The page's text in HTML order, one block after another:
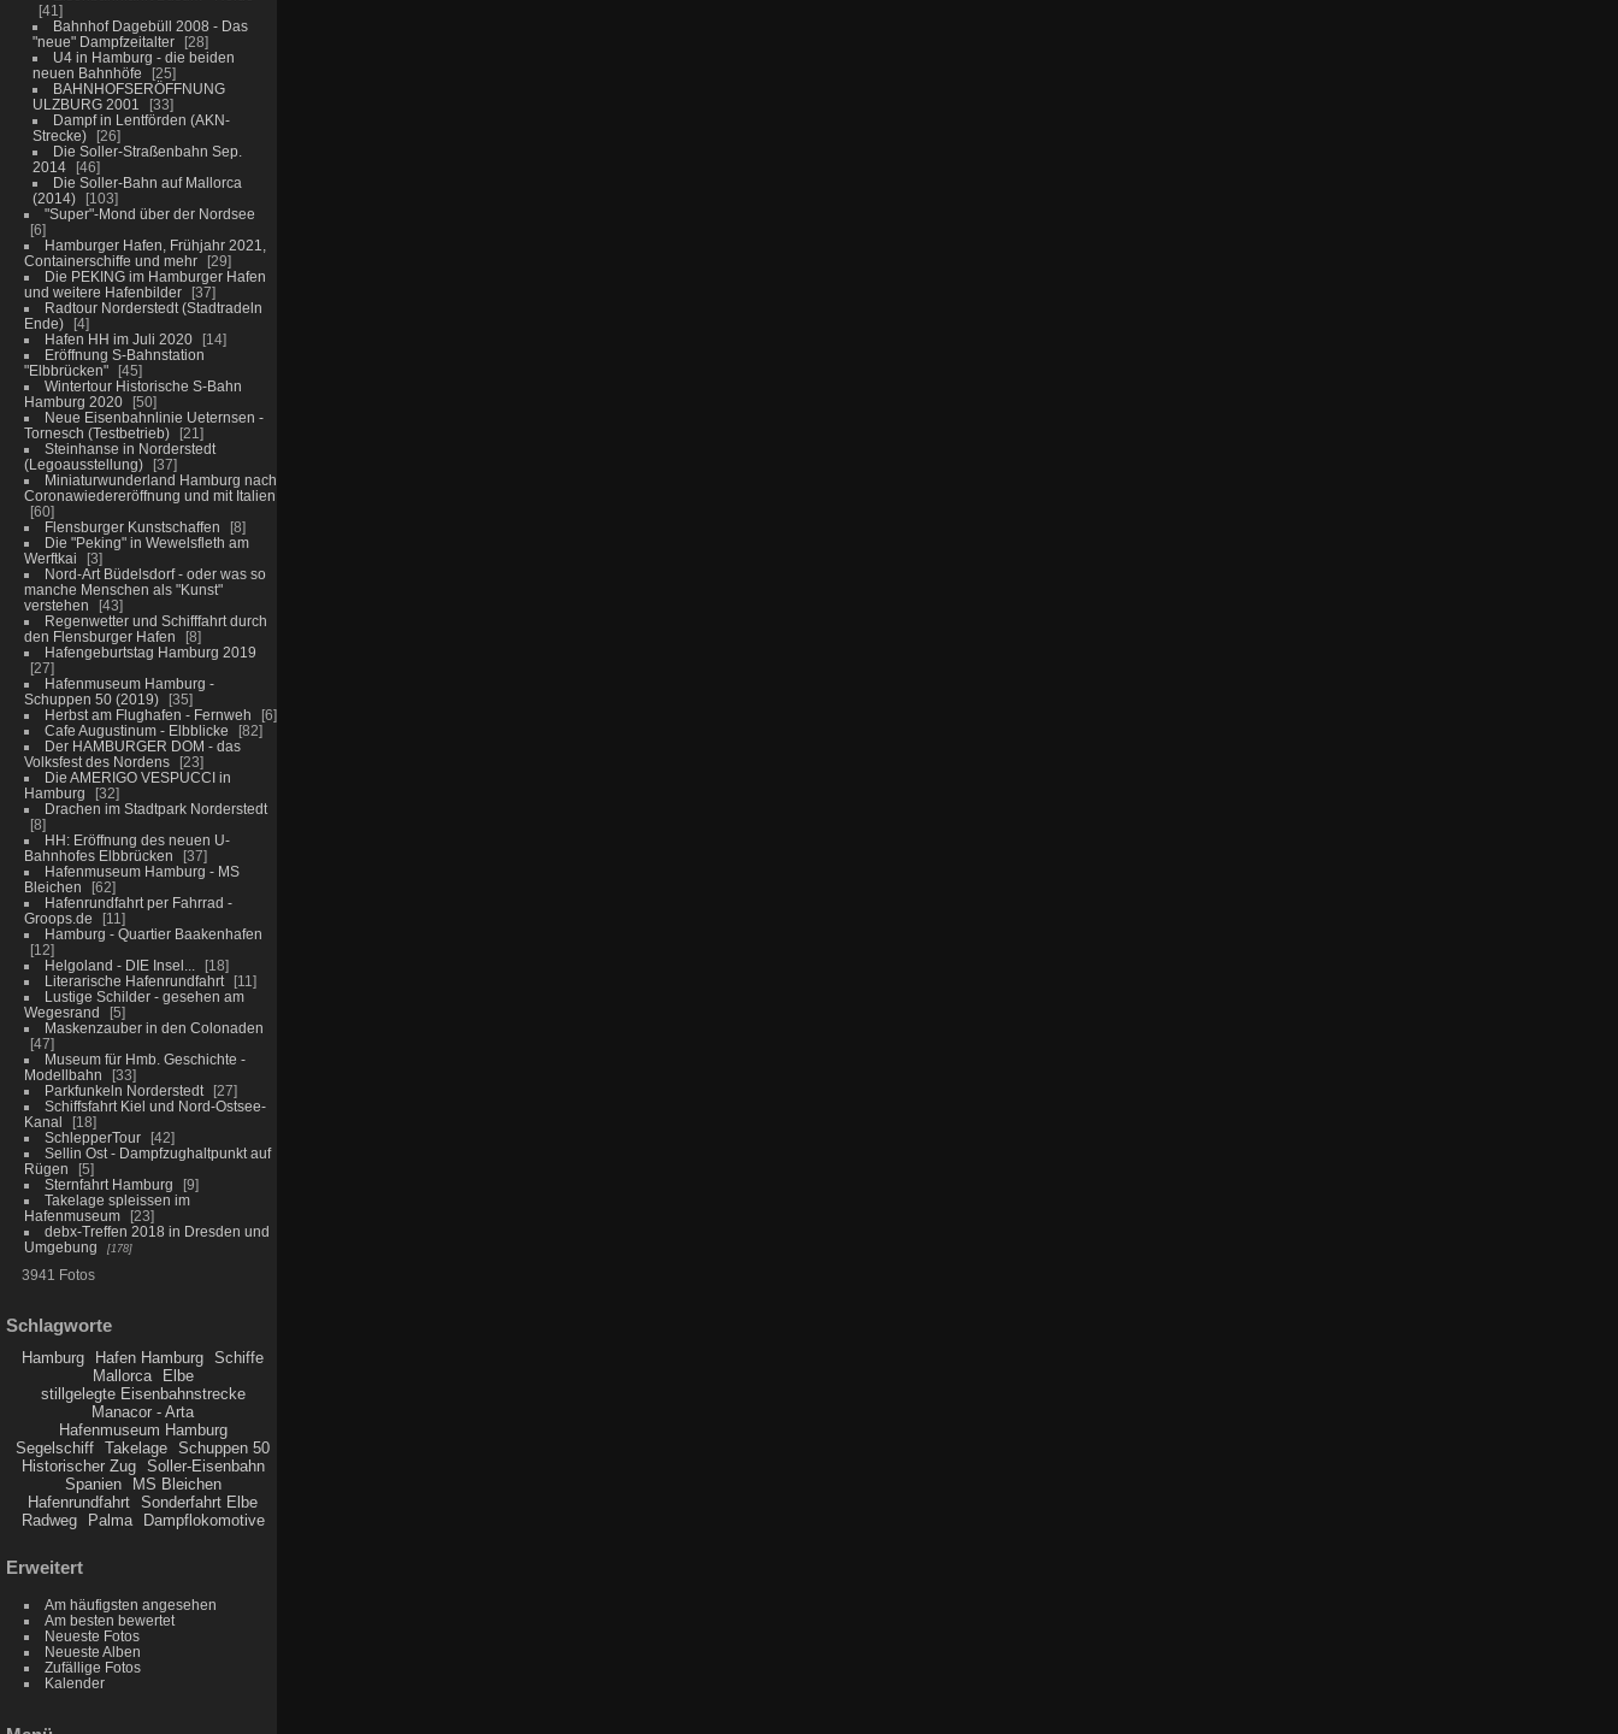
41
Bahnhof Dagebüll 2008 - Das
"neue" Dampfzeitalter
28
U4 in Hamburg - die beiden
neuen Bahnhöfe
25
BAHNHOFSERÖFFNUNG
ULZBURG 2001
33
Dampf in Lentförden (AKN-
Strecke)
26
Die Soller-Straßenbahn Sep.
2014
46
Die Soller-Bahn auf Mallorca
(2014)
103
"Super"-Mond über der Nordsee
6
Hamburger Hafen, Frühjahr 2021,
Containerschiffe und mehr
29
Die PEKING im Hamburger Hafen
und weitere Hafenbilder
37
Radtour Norderstedt (Stadtradeln
Ende)
4
Hafen HH im Juli 2020
14
Eröffnung S-Bahnstation
"Elbbrücken"
45
Wintertour Historische S-Bahn
Hamburg 2020
50
Neue Eisenbahnlinie Ueternsen -
Tornesch (Testbetrieb)
21
Steinhanse in Norderstedt
(Legoausstellung)
37
Miniaturwunderland Hamburg nach
Coronawiedereröffnung und mit Italien
60
Flensburger Kunstschaffen
8
Die "Peking" in Wewelsfleth am
Werftkai
3
Nord-Art Büdelsdorf - oder was so
manche Menschen als "Kunst"
verstehen
43
Regenwetter und Schifffahrt durch
den Flensburger Hafen
8
Hafengeburtstag Hamburg 2019
27
Hafenmuseum Hamburg -
Schuppen 50 (2019)
35
Herbst am Flughafen - Fernweh
6
Cafe Augustinum - Elbblicke
82
Der HAMBURGER DOM - das
Volksfest des Nordens
23
Die AMERIGO VESPUCCI in
Hamburg
32
Drachen im Stadtpark Norderstedt
8
HH: Eröffnung des neuen U-
Bahnhofes Elbbrücken
37
Hafenmuseum Hamburg - MS
Bleichen
62
Hafenrundfahrt per Fahrrad -
Groops.de
11
Hamburg - Quartier Baakenhafen
12
Helgoland - DIE Insel...
18
Literarische Hafenrundfahrt
11
Lustige Schilder - gesehen am
Wegesrand
5
Maskenzauber in den Colonaden
47
Museum für Hmb. Geschichte -
Modellbahn
33
Parkfunkeln Norderstedt
27
Schiffsfahrt Kiel und Nord-Ostsee-
Kanal
18
SchlepperTour
42
Sellin Ost - Dampfzughaltpunkt auf
Rügen
5
Sternfahrt Hamburg
9
Takelage spleissen im
Hafenmuseum
23
debx-Treffen 2018 in Dresden und
Umgebung
178
3941 Fotos
Schlagworte
Hamburg Hafen Hamburg
Schiffe
Mallorca
Elbe
stillgelegte Eisenbahnstrecke
Manacor - Arta
Hafenmuseum Hamburg
Segelschiff
Takelage
Schuppen 50
Historischer Zug
Soller-Eisenbahn
Spanien
MS Bleichen
Hafenrundfahrt
Sonderfahrt Elbe
Radweg
Palma Dampflokomotive
Erweitert
Am häufigsten angesehen
Am besten bewertet
Neueste Fotos
Neueste Alben
Zufällige Fotos
Kalender